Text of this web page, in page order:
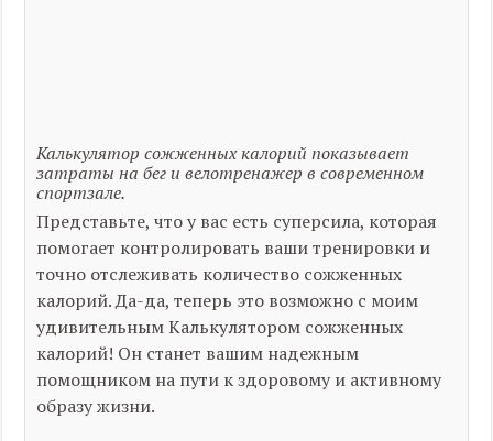
Калькулятор сожженных калорий показывает
затраты на бег и велотренажер в современном
спортзале.
Представьте, что у вас есть суперсила, которая
помогает контролировать ваши тренировки и
точно отслеживать количество сожженных
калорий. Да-да, теперь это возможно с моим
удивительным Калькулятором сожженных
калорий! Он станет вашим надежным
помощником на пути к здоровому и активному
образу жизни.